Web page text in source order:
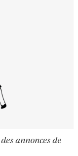
annonces de